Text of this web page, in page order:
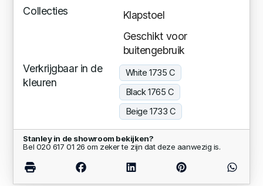
Collecties
Klapstoel
Geschikt voor
buitengebruik
Verkrijgbaar in de
kleuren
White 1735 C
Black 1765 C
Beige 1733 C
Stanley in de showroom bekijken?
Bel 020 617 01 26 om zeker te zijn dat deze aanwezig is.